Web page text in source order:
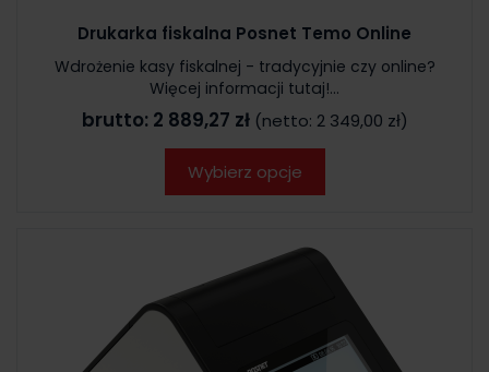
Drukarka fiskalna Posnet Temo Online
Wdrożenie kasy fiskalnej - tradycyjnie czy online?
Więcej informacji tutaj!...
brutto: 2 889,27 zł (netto: 2 349,00 zł)
Wybierz opcje